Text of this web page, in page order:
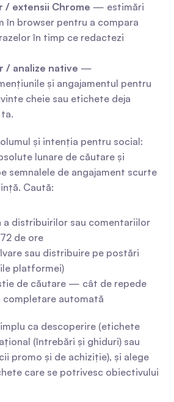
/ extensii Chrome — estimări
în browser pentru a compara
în timp ce redactezi
/ analize native —
și angajamentul pentru
cheie sau etichete deja
și intenția pentru social:
lunare de căutare și
semnalele de angajament scurte
Caută:
a distribuirilor sau comentariilor
de ore
sau distribuire pe postări
platformei)
de căutare — cât de repede
completare automată
ca descoperire (etichete
(întrebări și ghiduri) sau
promo și de achiziție), și alege
care se potrivesc obiectivului